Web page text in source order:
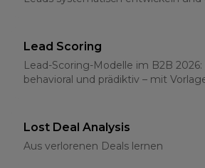
Lead Scoring
Lead-Scoring-Modelle im B2B
behavioral und prädiktiv – mit
Lost Deal Analysis
Aus verlorenen Deals lernen